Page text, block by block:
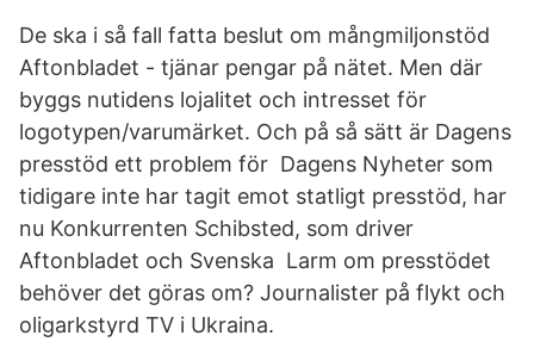
De ska i så fall fatta beslut om mångmiljonstöd
Aftonbladet - tjänar pengar på nätet. Men där
byggs nutidens lojalitet och intresset för
logotypen/varumärket. Och på så sätt är Dagens
presstöd ett problem för Dagens Nyheter som
tidigare inte har tagit emot statligt presstöd, har
nu Konkurrenten Schibsted, som driver
Aftonbladet och Svenska Larm om presstödet
behöver det göras om? Journalister på flykt och
oligarkstyrd TV i Ukraina.